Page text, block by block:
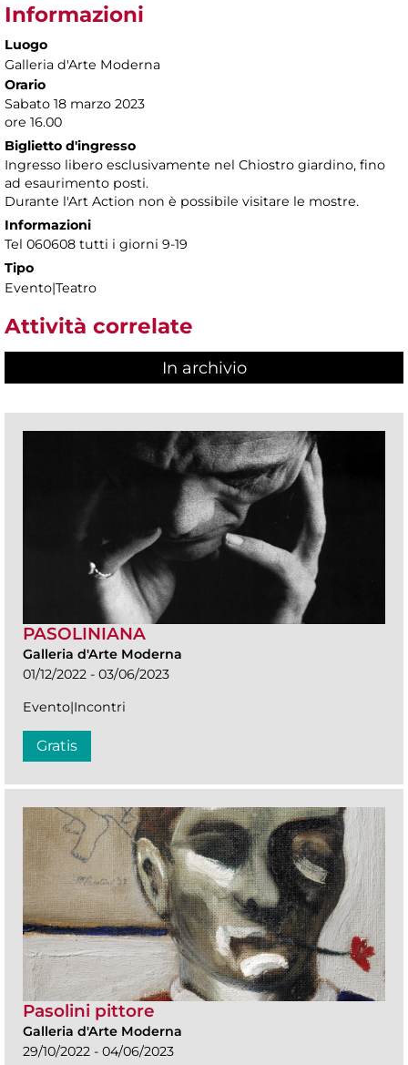
Informazioni
Luogo
Galleria d'Arte Moderna
Orario
Sabato 18 marzo 2023
ore 16.00
Biglietto d'ingresso
Ingresso libero esclusivamente nel Chiostro giardino, fino
ad esaurimento posti.
Durante l'Art Action non è possibile visitare le mostre.
Informazioni
Tel 060608 tutti i giorni 9-19
Tipo
Evento|Teatro
Attività correlate
In archivio
PASOLINIANA
Galleria d'Arte Moderna
01/12/2022 - 03/06/2023
Evento|Incontri
Gratis
Pasolini pittore
Galleria d'Arte Moderna
29/10/2022 - 04/06/2023